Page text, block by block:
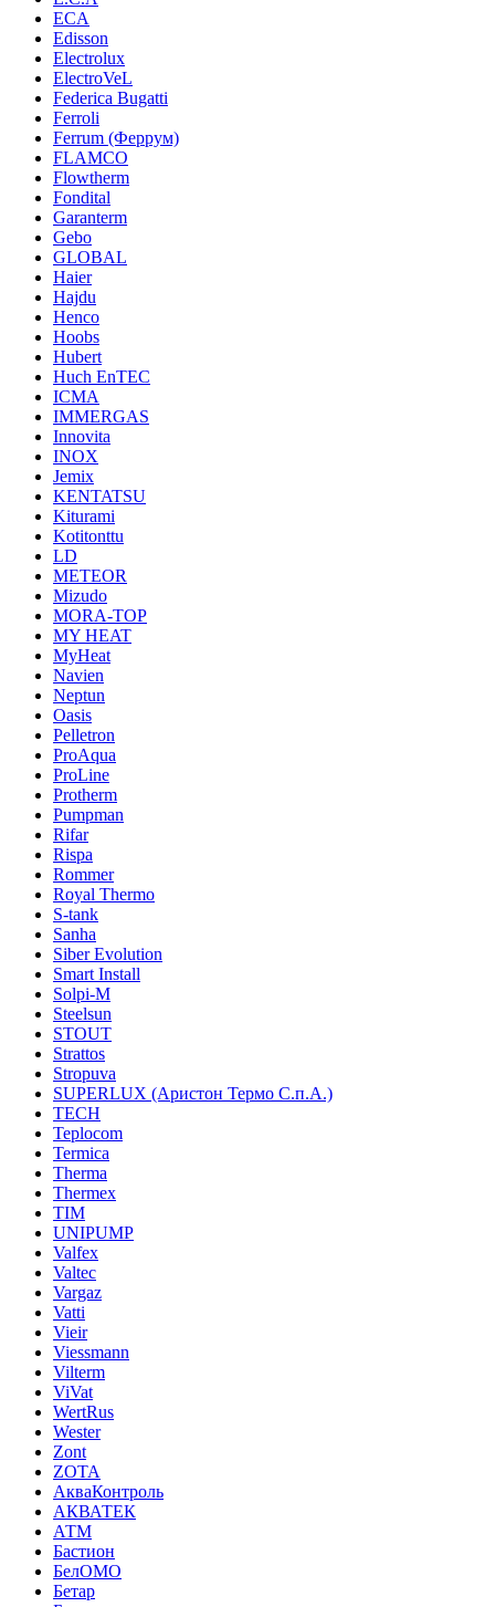
ECA
Edisson
Electrolux
ElectroVeL
Federica Bugatti
Ferroli
Ferrum (Феррум)
FLAMCO
Flowtherm
Fondital
Garanterm
Gebo
GLOBAL
Haier
Hajdu
Henco
Hoobs
Hubert
Huch EnTEC
ICMA
IMMERGAS
Innovita
INOX
Jemix
KENTATSU
Kiturami
Kotitonttu
LD
METEOR
Mizudo
MORA-TOP
MY HEAT
MyHeat
Navien
Neptun
Oasis
Pelletron
ProAqua
ProLine
Protherm
Pumpman
Rifar
Rispa
Rommer
Royal Thermo
S-tank
Sanha
Siber Evolution
Smart Install
Solpi-M
Steelsun
STOUT
Strattos
Stropuva
SUPERLUX (Аристон Термо С.п.А.)
TECH
Teplocom
Termica
Therma
Thermex
TIM
UNIPUMP
Valfex
Valtec
Vargaz
Vatti
Vieir
Viessmann
Vilterm
ViVat
WertRus
Wester
Zont
ZOTA
АкваКонтроль
АКВАТЕК
АТМ
Бастион
БелОМО
Бетар